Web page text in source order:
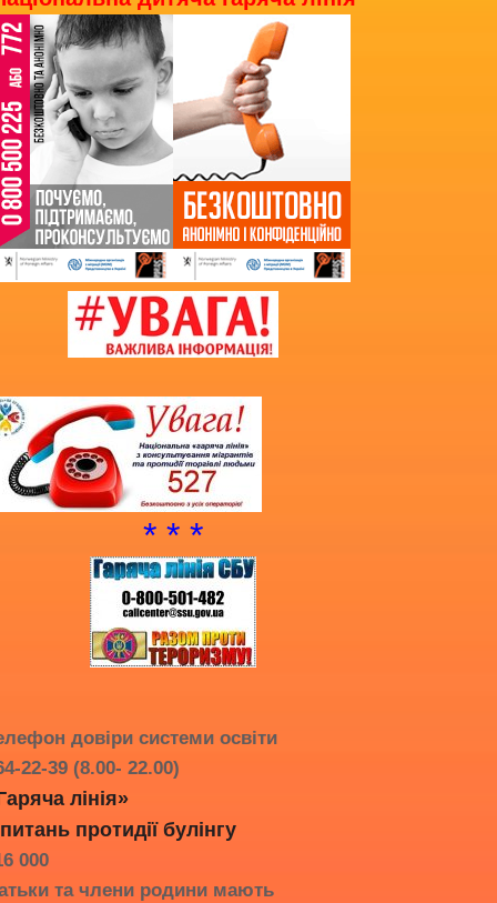
Розклад уроків
Мова освітнього процесу
Запит на інформацію
Кошторис
Фінансові звіти
Державні закупівлі
Звернення громадян
Благодійна допомога
Додаткова інформація
(вихованців)
НМТ 2025
* * *
довіри системи освіти
22-39 (8.00- 22.00)
лінія»
протидії булінгу
000
та члени родини мають